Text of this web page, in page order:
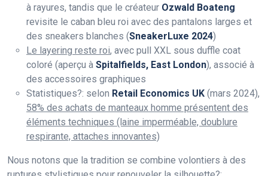
à rayures, tandis que le créateur Ozwald Boateng
revisite le caban bleu roi avec des pantalons larges et
des sneakers blanches (SneakerLuxe 2024)
Le layering reste roi, avec pull XXL sous duffle coat
coloré (aperçu à Spitalfields, East London), associé à
des accessoires graphiques
Statistiques?: selon Retail Economics UK (mars 2024),
58% des achats de manteaux homme présentent des
éléments techniques (laine imperméable, doublure
respirante, attaches innovantes)
Nous notons que la tradition se combine volontiers à des